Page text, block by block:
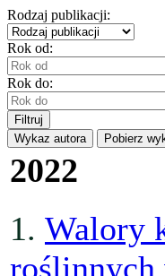
Rodzaj publikacji:
Rok od:
Rok do:
Filtruj
Wykaz autora
Pobierz
2022
1. Walory
roślinnych